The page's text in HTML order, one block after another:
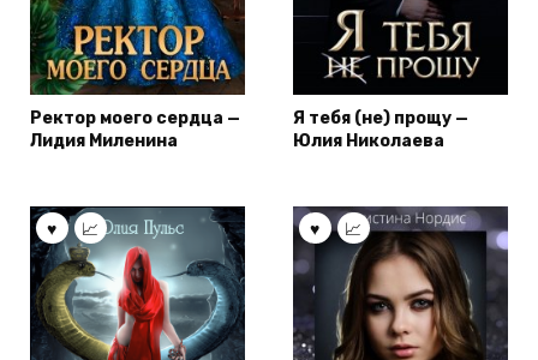
Ректор моего сердца —
Лидия Миленина
Я тебя (не) прощу —
Юлия Николаева